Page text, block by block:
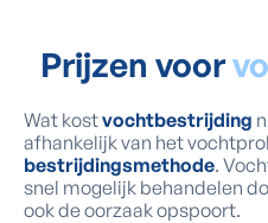
Prijzen voor
Wat kostvochtbestrijding
afhankelijk van het
bestrijdingsmethode.
snel mogelijk behandelen
ook de oorzaak opspoort.